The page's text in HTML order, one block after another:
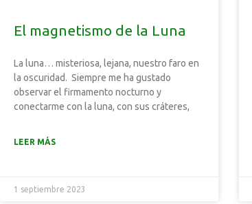
El magnetismo de la Luna
La luna… misteriosa, lejana, nuestro faro en
la oscuridad. Siempre me ha gustado
observar el firmamento nocturno y
conectarme con la luna, con sus cráteres,
LEER MÁS
1 septiembre 2023